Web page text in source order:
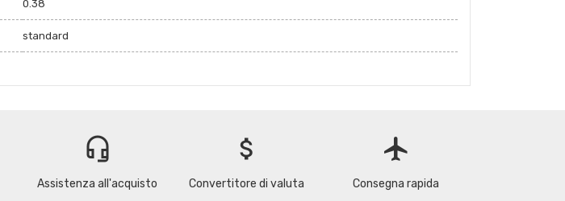
0.38
standard
headset_mic
Assistenza all'acquisto
attach_money
Convertitore di valuta
flight
Consegna rapida